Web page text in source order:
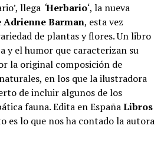
llega ‘Herbario‘, la nueva
Adrienne Barman, esta vez
de plantas y flores. Un libro
y el humor que caracterizan su
la original composición de
en los que la ilustradora
de incluir algunos de los
fauna. Edita en EspañaLibros
es lo que nos ha contado la autora